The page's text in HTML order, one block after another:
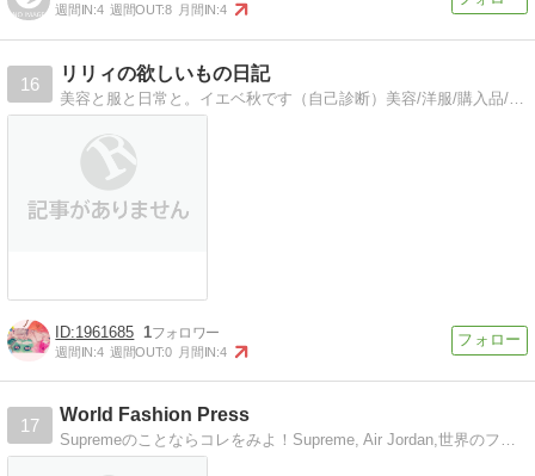
週間IN:4 週間OUT:8 月間IN:4
16
リリィの欲しいもの日記
美容と服と日常と。イエベ秋です（自己診断）美容/洋服/購入品/気になる商品/日常/美容と洋服が大好き
1961685 1
週間IN:4 週間OUT:0 月間IN:4
17
World Fashion Press